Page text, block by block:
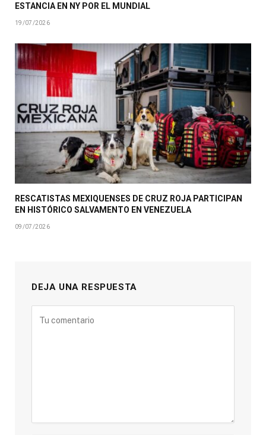
ESTANCIA EN NY POR EL MUNDIAL
19/07/2026
RESCATISTAS MEXIQUENSES DE CRUZ ROJA PARTICIPAN
EN HISTÓRICO SALVAMENTO EN VENEZUELA
09/07/2026
DEJA UNA RESPUESTA